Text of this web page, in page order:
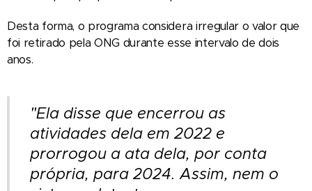
Desta forma, o programa considera irregular o valor que
foi retirado pela ONG durante esse intervalo de dois
anos.
"Ela disse que encerrou as
atividades dela em 2022 e
prorrogou a ata dela, por conta
própria, para 2024. Assim, nem o